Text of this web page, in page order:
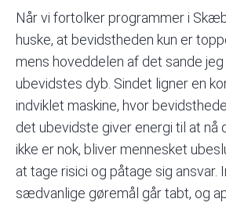
Når vi fortolker programmer i
huske, at bevidstheden kun er
mens hoveddelen af det sande
ubevidstes dyb. Sindet ligner en
indviklet maskine, hvor
det ubevidste giver energi til at nå
ikke er nok, bliver mennesket
at tage risici og påtage sig ansvar.
sædvanlige gøremål går tabt, og